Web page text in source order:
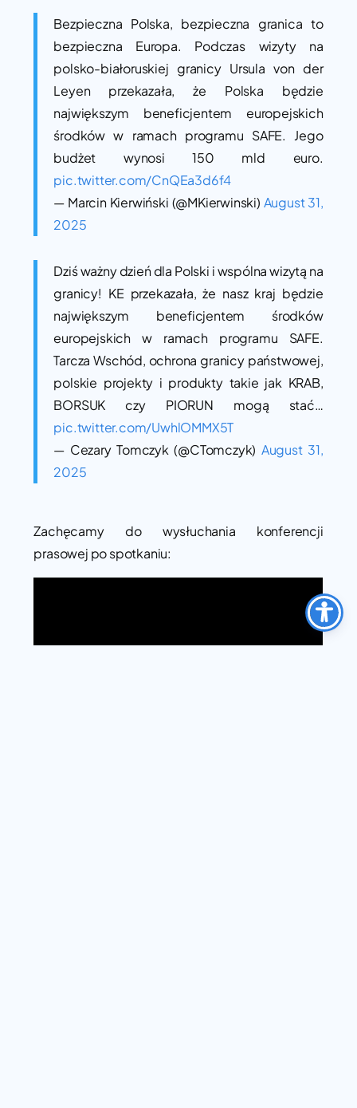
Bezpieczna Polska, bezpieczna granica to
bezpieczna Europa. Podczas wizyty na
polsko-białoruskiej granicy Ursula von der
Leyen przekazała, że Polska będzie
największym beneficjentem europejskich
środków w ramach programu SAFE. Jego
budżet wynosi 150 mld euro.
pic.twitter.com/CnQEa3d6f4
— Marcin Kierwiński (@MKierwinski) August 31,
2025
Dziś ważny dzień dla Polski i wspólna wizytą na
granicy! KE przekazała, że nasz kraj będzie
największym beneficjentem środków
europejskich w ramach programu SAFE.
Tarcza Wschód, ochrona granicy państwowej,
polskie projekty i produkty takie jak KRAB,
BORSUK czy PIORUN mogą stać…
pic.twitter.com/UwhlOMMX5T
— Cezary Tomczyk (@CTomczyk) August 31,
2025
Zachęcamy do wysłuchania konferencji
prasowej po spotkaniu: